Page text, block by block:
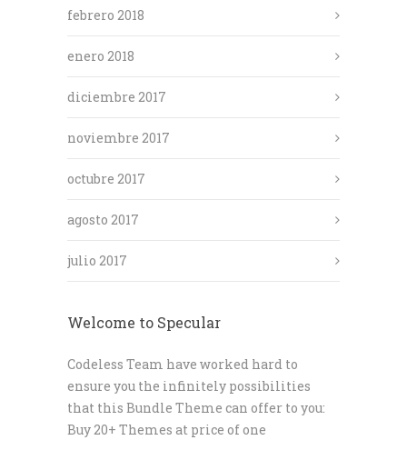
febrero 2018
enero 2018
diciembre 2017
noviembre 2017
octubre 2017
agosto 2017
julio 2017
Welcome to Specular
Codeless Team have worked hard to
ensure you the infinitely possibilities
that this Bundle Theme can offer to you:
Buy 20+ Themes at price of one